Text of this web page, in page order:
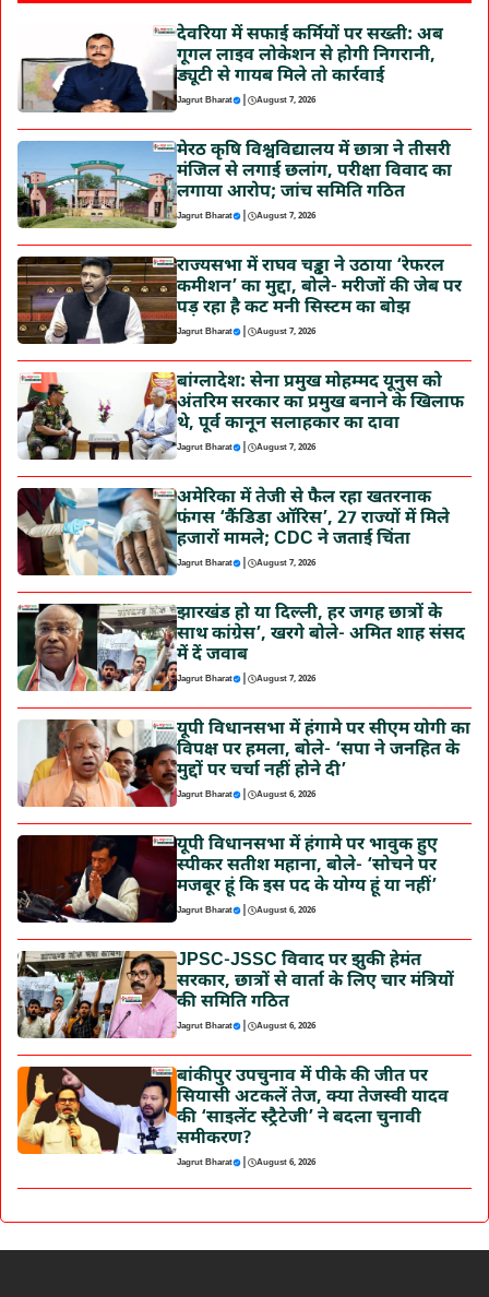
देवरिया में सफाई कर्मियों पर सख्ती: अब
गूगल लाइव लोकेशन से होगी निगरानी,
ड्यूटी से गायब मिले तो कार्रवाई
Jagrut Bharat | August 7, 2026
मेरठ कृषि विश्वविद्यालय में छात्रा ने तीसरी
मंजिल से लगाई छलांग, परीक्षा विवाद का
लगाया आरोप; जांच समिति गठित
Jagrut Bharat | August 7, 2026
राज्यसभा में राघव चड्ढा ने उठाया ‘रेफरल
कमीशन’ का मुद्दा, बोले- मरीजों की जेब पर
पड़ रहा है कट मनी सिस्टम का बोझ
Jagrut Bharat | August 7, 2026
बांग्लादेश: सेना प्रमुख मोहम्मद यूनुस को
अंतरिम सरकार का प्रमुख बनाने के खिलाफ
थे, पूर्व कानून सलाहकार का दावा
Jagrut Bharat | August 7, 2026
अमेरिका में तेजी से फैल रहा खतरनाक
फंगस ‘कैंडिडा ऑरिस’, 27 राज्यों में मिले
हजारों मामले; CDC ने जताई चिंता
Jagrut Bharat | August 7, 2026
झारखंड हो या दिल्ली, हर जगह छात्रों के
साथ कांग्रेस’, खरगे बोले- अमित शाह संसद
में दें जवाब
Jagrut Bharat | August 7, 2026
यूपी विधानसभा में हंगामे पर सीएम योगी का
विपक्ष पर हमला, बोले- ‘सपा ने जनहित के
मुद्दों पर चर्चा नहीं होने दी’
Jagrut Bharat | August 6, 2026
यूपी विधानसभा में हंगामे पर भावुक हुए
स्पीकर सतीश महाना, बोले- ‘सोचने पर
मजबूर हूं कि इस पद के योग्य हूं या नहीं’
Jagrut Bharat | August 6, 2026
JPSC-JSSC विवाद पर झुकी हेमंत
सरकार, छात्रों से वार्ता के लिए चार मंत्रियों
की समिति गठित
Jagrut Bharat | August 6, 2026
बांकीपुर उपचुनाव में पीके की जीत पर
सियासी अटकलें तेज, क्या तेजस्वी यादव
की ‘साइलेंट स्ट्रैटेजी’ ने बदला चुनावी
समीकरण?
Jagrut Bharat | August 6, 2026